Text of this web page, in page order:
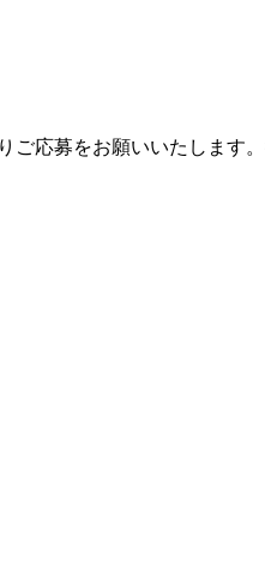
ご応募をお願いいたします